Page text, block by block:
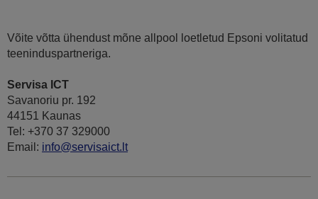
Võite võtta ühendust mõne allpool loetletud Epsoni volitatud
teeninduspartneriga.
Servisa ICT
Savanoriu pr. 192
44151 Kaunas
Tel: +370 37 329000
Email: info@servisaict.lt